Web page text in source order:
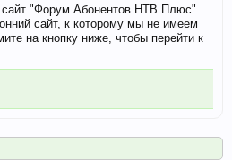
сайт "Форум Абонентов НТВ Плюс"
сайт, к которому мы не имеем
на кнопку ниже, чтобы перейти к